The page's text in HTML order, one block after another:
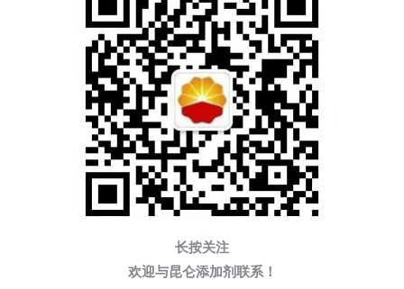
长按关注
欢迎与昆仑添加剂联系！